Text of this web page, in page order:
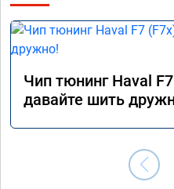
Чип тюнинг Haval
давайте шить